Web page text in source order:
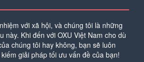
với xã hội, và chúng tôi là những
này. Khi đến với OXU Việt Nam cho dù
chúng tôi hay không, bạn sẽ luôn
giải pháp tối ưu vấn đề của bạn!